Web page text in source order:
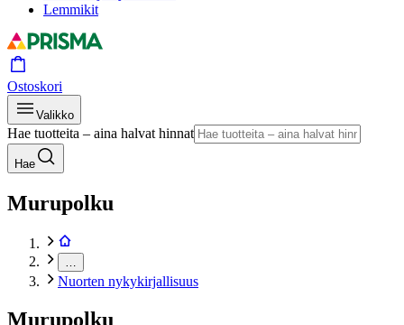
Lemmikit
Ostoskori
Valikko
Hae tuotteita – aina halvat hinnat
Hae
Murupolku
Nuorten nykykirjallisuus
Murupolku